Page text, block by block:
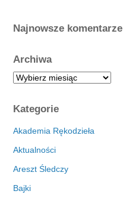
Najnowsze komentarze
Archiwa
A
h
i
a
Kategorie
Akademia Rękodzieła
Aktualności
Areszt Śledczy
Bajki